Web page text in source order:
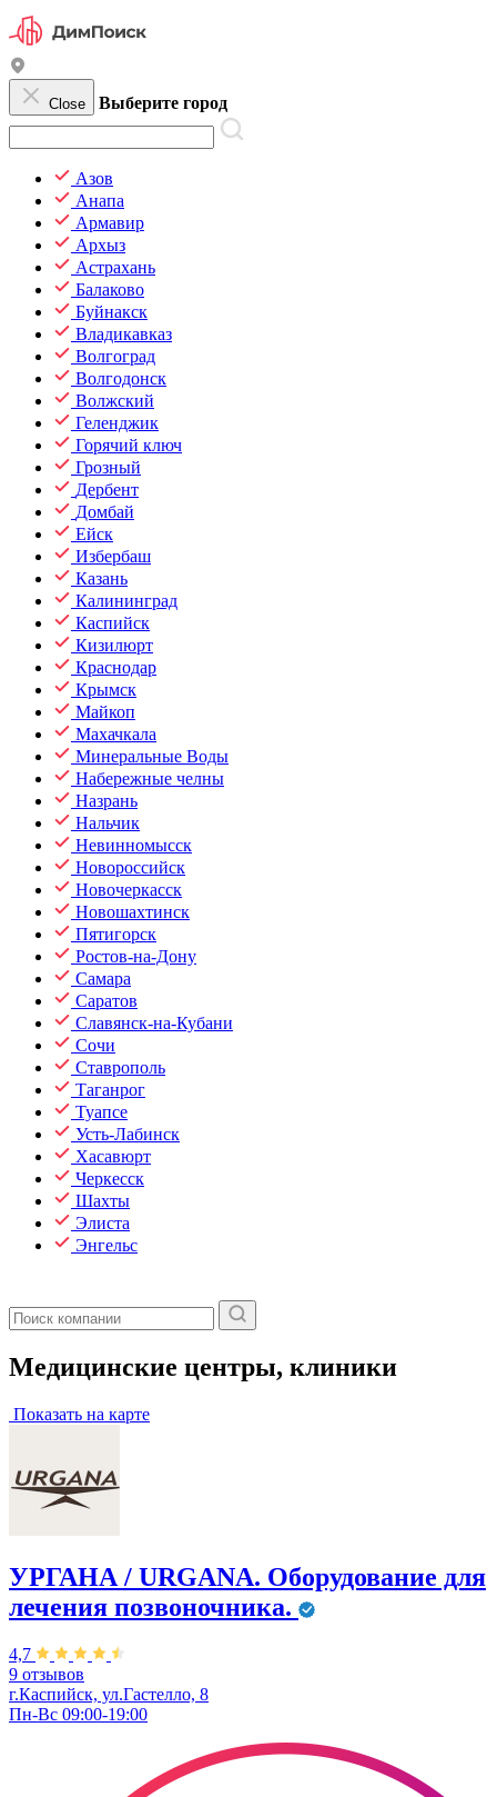
Close Выберите город
Азов
Анапа
Армавир
Архыз
Астрахань
Балаково
Буйнакск
Владикавказ
Волгоград
Волгодонск
Волжский
Геленджик
Горячий ключ
Грозный
Дербент
Домбай
Ейск
Избербаш
Казань
Калининград
Каспийск
Кизилюрт
Краснодар
Крымск
Майкоп
Махачкала
Минеральные Воды
Набережные челны
Назрань
Нальчик
Невинномысск
Новороссийск
Новочеркасск
Новошахтинск
Пятигорск
Ростов-на-Дону
Самара
Саратов
Славянск-на-Кубани
Сочи
Ставрополь
Таганрог
Туапсе
Усть-Лабинск
Хасавюрт
Черкесск
Шахты
Элиста
Энгельс
Медицинские центры, клиники
Показать на карте
УРГАНА / URGANA. Оборудование для
лечения позвоночника.
4,7
9 отзывов
г.Каспийск, ул.Гастелло, 8
Пн-Вс 09:00-19:00